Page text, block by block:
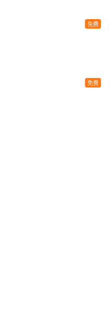
免费
免费